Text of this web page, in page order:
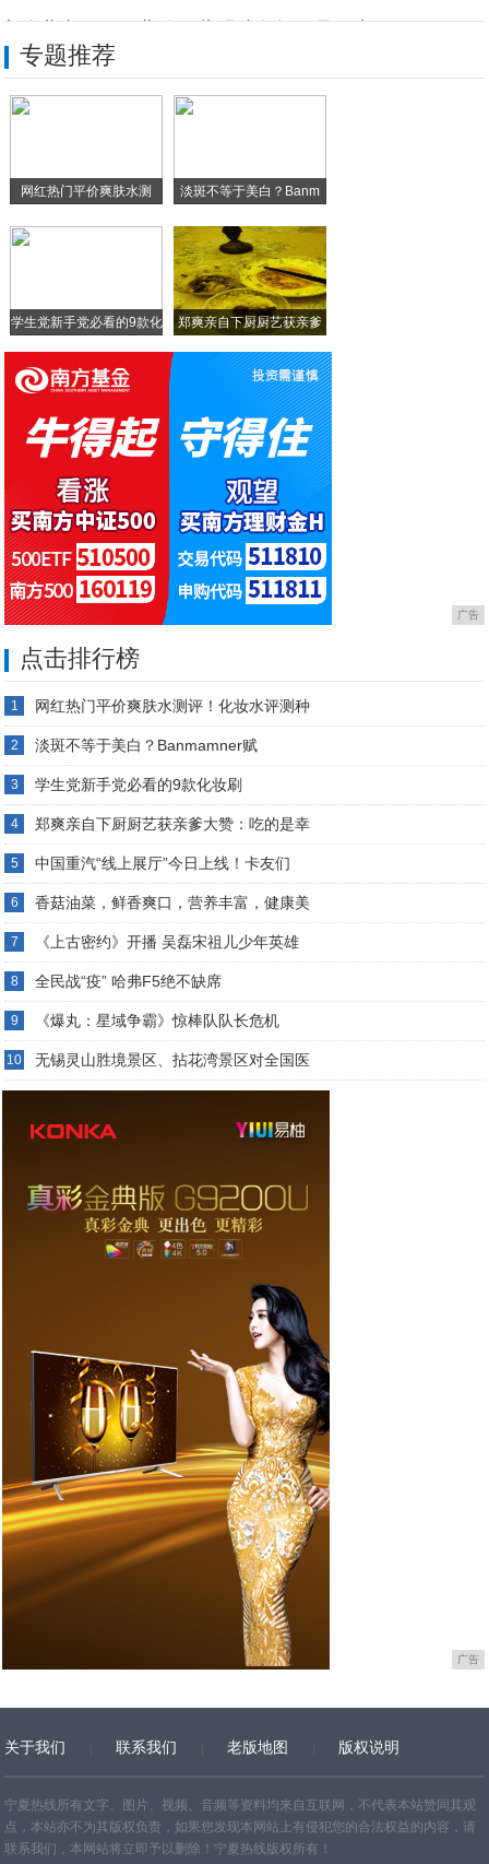
暖冬叠加疫情，服装企业库存积压严重！
丹麦曲奇大战激烈，小小饼干有多值钱？
2003年淘宝火了！2020年钉钉火了！
专题推荐
网红热门平价爽肤水测
淡斑不等于美白？Banm
学生党新手党必看的9款化
郑爽亲自下厨厨艺获亲爹
广告
点击排行榜
1 网红热门平价爽肤水测评！化妆水评测种
2 淡斑不等于美白？Banmamner赋
3 学生党新手党必看的9款化妆刷
4 郑爽亲自下厨厨艺获亲爹大赞：吃的是幸
5 中国重汽“线上展厅”今日上线！卡友们
6 香菇油菜，鲜香爽口，营养丰富，健康美
7 《上古密约》开播 吴磊宋祖儿少年英雄
8 全民战“疫” 哈弗F5绝不缺席
9 《爆丸：星域争霸》惊棒队队长危机
10 无锡灵山胜境景区、拈花湾景区对全国医
广告
关于我们 联系我们 老版地图 版权说明
网站地图
宁夏热线所有文字、图片、视频、音频等资料均来自互联网，不代表本站赞同其观
点，本站亦不为其版权负责，如果您发现本网站上有侵犯您的合法权益的内容，请
联系我们，本网站将立即予以删除！宁夏热线版权所有！